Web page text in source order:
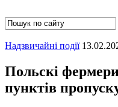
Надзвичайні події
Польскі
пунктів